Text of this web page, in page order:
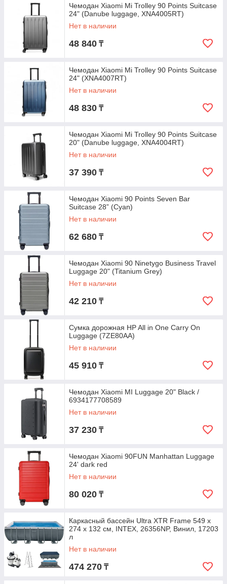
Чемодан Xiaomi Mi Trolley 90 Points Suitcase
24" (Danube luggage, XNA4005RT)
Нет в наличии
48 840 ₸
Чемодан Xiaomi Mi Trolley 90 Points Suitcase
24" (XNA4007RT)
Нет в наличии
48 830 ₸
Чемодан Xiaomi Mi Trolley 90 Points Suitcase
20" (Danube luggage, XNA4004RT)
Нет в наличии
37 390 ₸
Чемодан Xiaomi 90 Points Seven Bar
Suitcase 28” (Cyan)
Нет в наличии
62 680 ₸
Чемодан Xiaomi 90 Ninetygo Business Travel
Luggage 20" (Titanium Grey)
Нет в наличии
42 210 ₸
Сумка дорожная HP All in One Carry On
Luggage (7ZE80AA)
Нет в наличии
45 910 ₸
Чемодан Xiaomi MI Luggage 20" Black /
6934177708589
Нет в наличии
37 230 ₸
Чемодан Xiaomi 90FUN Manhattan Luggage
24' dark red
Нет в наличии
80 020 ₸
Каркасный бассейн Ultra XTR Frame 549 х
274 x 132 см, INTEX, 26356NP, Винил, 17203
л
Нет в наличии
474 270 ₸